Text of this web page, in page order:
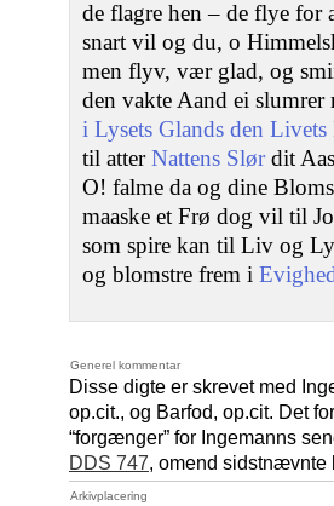
de flagre hen – de flye for
snart vil og du, o
men flyv, vær glad, og
den vakte Aand ei slumrer
i Lysets Glands den
til atterNattens Slørdit
O! falme da og dine
maaske et Frø dog vil til
som spire kan til Liv og
og blomstre frem i
Generel kommentar
Disse digte er skrevet med
op.cit., og Barfod, op.cit. Det
“forgænger” for Ingemanns
DDS 747, omend sidstnævnte
Arkivplacering